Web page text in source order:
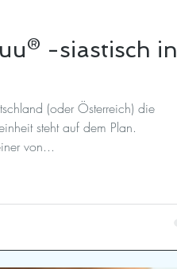
-siastisch in
(oder Österreich) die
steht auf dem Plan.
von...